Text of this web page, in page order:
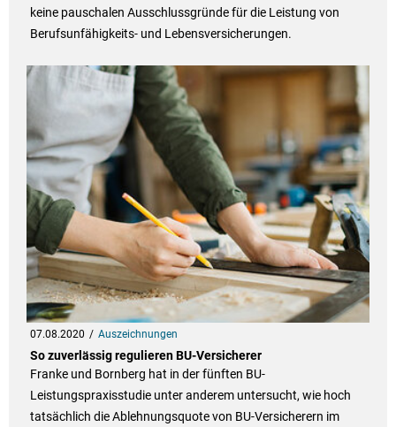
keine pauschalen Ausschlussgründe für die Leistung von
Berufsunfähigkeits- und Lebensversicherungen.
07.08.2020 Auszeichnungen
So zuverlässig regulieren BU-Versicherer
Franke und Bornberg hat in der fünften BU-
Leistungspraxisstudie unter anderem untersucht, wie hoch
tatsächlich die Ablehnungsquote von BU-Versicherern im